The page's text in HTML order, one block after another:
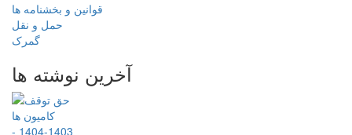
قوانین و بخشنامه ها
حمل و نقل
گمرک
آخرین نوشته ها